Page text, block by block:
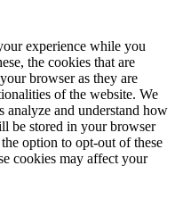
experience while you
the cookies that are
browser as they are
of the website. We
analyze and understand how
be stored in your browser
option to opt-out of these
cookies may affect your